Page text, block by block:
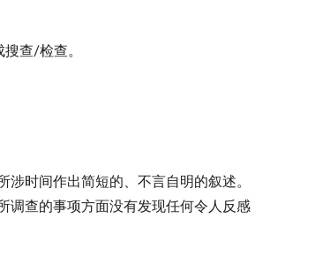
查/检查。
时间作出简短的、不言自明的叙述。
调查的事项方面没有发现任何令人反感